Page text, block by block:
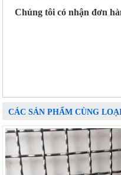
Chúng tôi có nhận đơn
CÁC SẢN PHẨM CÙNG